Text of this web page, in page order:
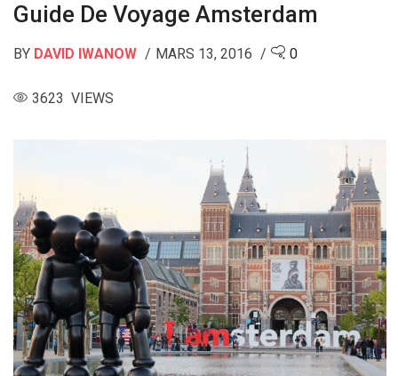
Guide De Voyage Amsterdam
BY DAVID IWANOW MARS 13, 2016 0
3623 VIEWS